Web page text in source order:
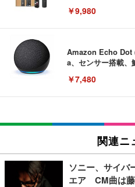
￥9,980
Amazon Echo Dot
a、センサー搭載、
￥7,480
[EdoErgo] オフィ
い 跳ね上げ式アー
キング pc 事務椅
ン樹脂ベース 通気
(黒網+黒枠+黒足)
￥5,699
EIZO ビジネス向
EV3240X-WT |
￥105,595
Amazonベーシッ
回使い捨て 無香料
関連ニ
ソニー、サイバ
エア CM曲は藤